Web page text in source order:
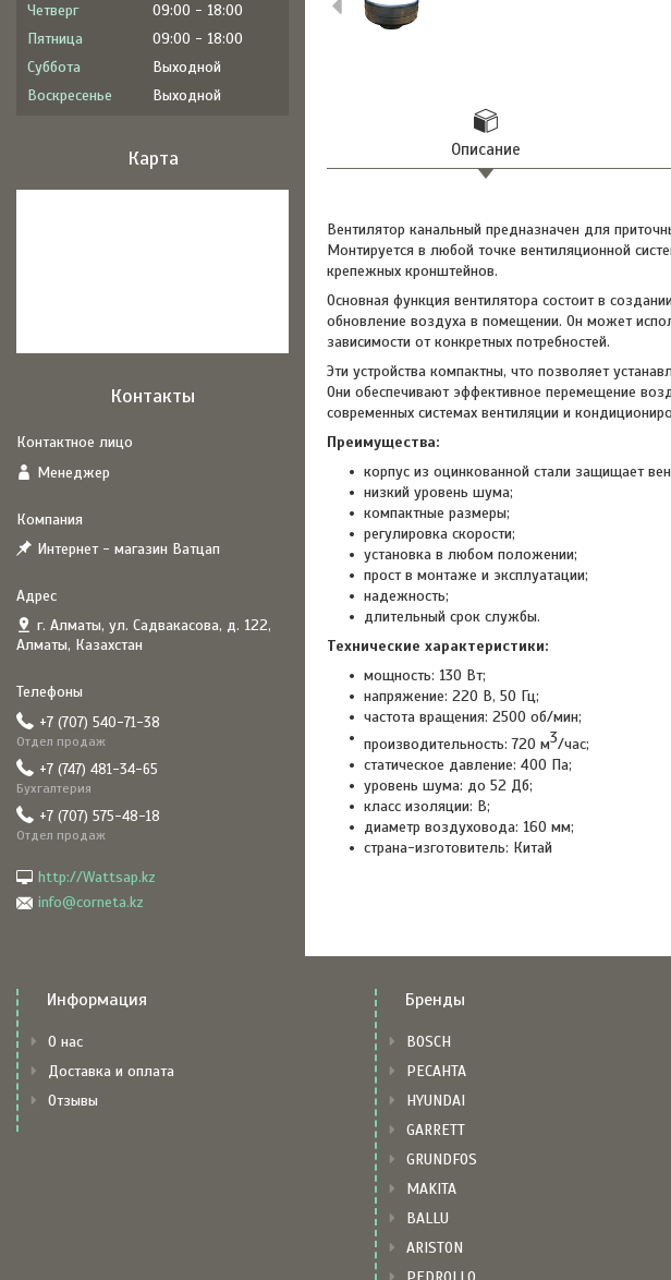
Описание
Вентилятор канальный предназначен для
Монтируется в любой точке вентиляционной
крепежных кронштейнов.
Основная функция вентилятора состоит в
обновление воздуха в помещении. Он может
зависимости от конкретных потребностей.
Эти устройства компактны, что позволяет
Они обеспечивают эффективное перемещение
современных системах вентиляции и
Преимущества:
корпус из оцинкованной стали защищает
низкий уровень шума;
компактные размеры;
регулировка скорости;
установка в любом положении;
прост в монтаже и эксплуатации;
надежность;
длительный срок службы.
Технические характеристики:
мощность: 130 Вт;
напряжение: 220 В, 50 Гц;
частота вращения: 2500 об/мин;
производительность: 720 м3/час;
статическое давление: 400 Па;
уровень шума: до 52 Дб;
класс изоляции: B;
диаметр воздуховода: 160 мм;
страна-изготовитель: Китай
Четверг
09:00
18:00
Пятница
09:00
18:00
Суббота
Выходной
Воскресенье
Выходной
Карта
Контакты
Менеджер
Интернет - магазин Ватцап
г. Алматы, ул. Садвакасова, д. 122,
Алматы, Казахстан
+7 (707) 540-71-38
Отдел продаж
+7 (747) 481-34-65
Бухгалтерия
+7 (707) 575-48-18
Отдел продаж
http://Wattsap.kz
info@corneta.kz
Информация
О нас
Доставка и оплата
Отзывы
Бренды
BOSCH
РЕСАНТА
HYUNDAI
GARRETT
GRUNDFOS
MAKITA
BALLU
ARISTON